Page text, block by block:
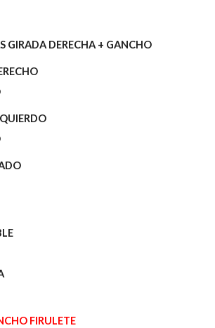
GIRADA DERECHA + GANCHO
FIRULETE